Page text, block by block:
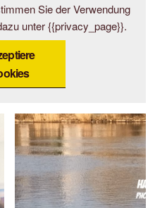
Sie der Verwendung
unter {{privacy_page}}.